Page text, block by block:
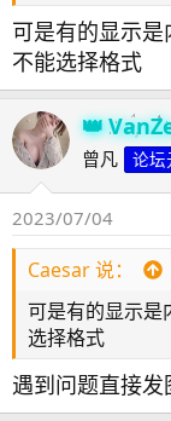
可是有的显示是
不能选择格式
曾凡 论坛
2023/07/04
Caesar 说：
可是有的显示是
选择格式
遇到问题直接发